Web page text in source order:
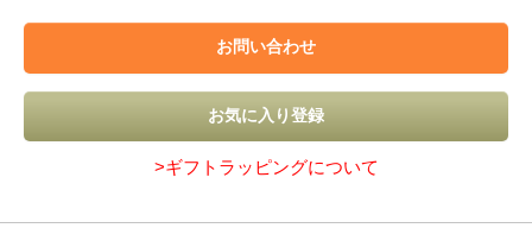
>ギフトラッピングについて